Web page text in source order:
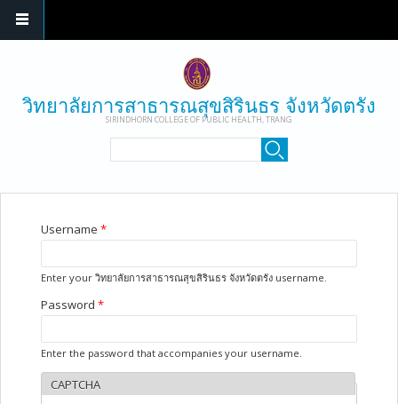
วิทยาลัยการสาธารณสุขสิรินธร จังหวัดตรัง
SIRINDHORN COLLEGE OF PUBLIC HEALTH, TRANG
YOU ARE HERE
Username *
Enter your วิทยาลัยการสาธารณสุขสิรินธร จังหวัดตรัง username.
Password *
Enter the password that accompanies your username.
CAPTCHA